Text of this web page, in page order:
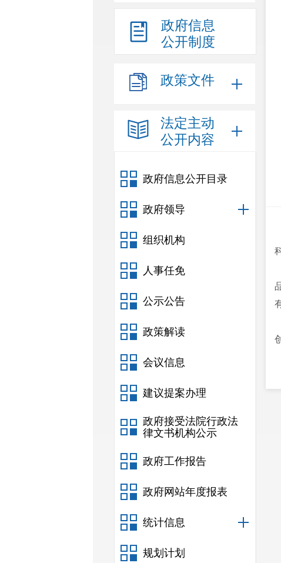
政府信息
公开制度
政策文件
法定主动
公开内容
政府信息公开目录
政府领导
组织机构
人事任免
公示公告
政策解读
会议信息
建议提案办理
政府接受法院行政法
律文书机构公示
政府工作报告
政府网站年度报表
统计信息
规划计划